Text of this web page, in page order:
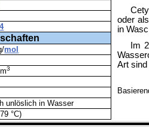
mol
3
unlöslich in Wasser
°C)
oder
in
Im
Art